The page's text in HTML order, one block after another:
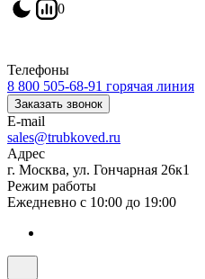
0
Телефоны
8 800 505-68-91 горячая линия
Заказать звонок
E-mail
sales@trubkoved.ru
Адрес
г. Москва, ул. Гончарная 26к1
Режим работы
Ежедневно с 10:00 до 19:00